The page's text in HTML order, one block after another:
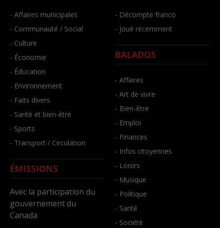
- Affaires municipales
- Communauté / Social
- Culture
- Économie
- Éducation
- Environnement
- Faits divers
- Santé et bien-être
- Sports
- Transport / Circulation
ÉMISSIONS
Avec la participation du
gouvernement du
Canada
- Décompte franco
- Joué récemment
BALADOS
- Affaires
- Art de vivre
- Bien-être
- Emploi
- Finances
- Infos citoyennes
- Loisirs
- Musique
- Politique
- Santé
- Société